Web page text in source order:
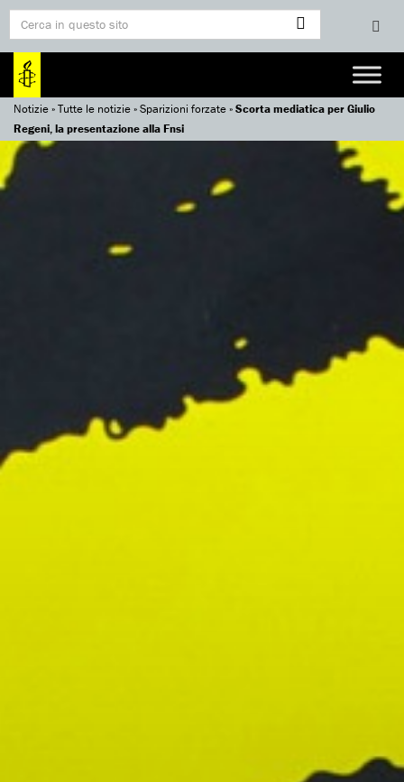
Notizie»Tutte le notizie»Sparizioni forzate»Scorta mediatica per Giulio
Regeni, la presentazione alla Fnsi